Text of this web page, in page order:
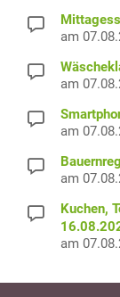
am
am
am
am
Kuchen,
am